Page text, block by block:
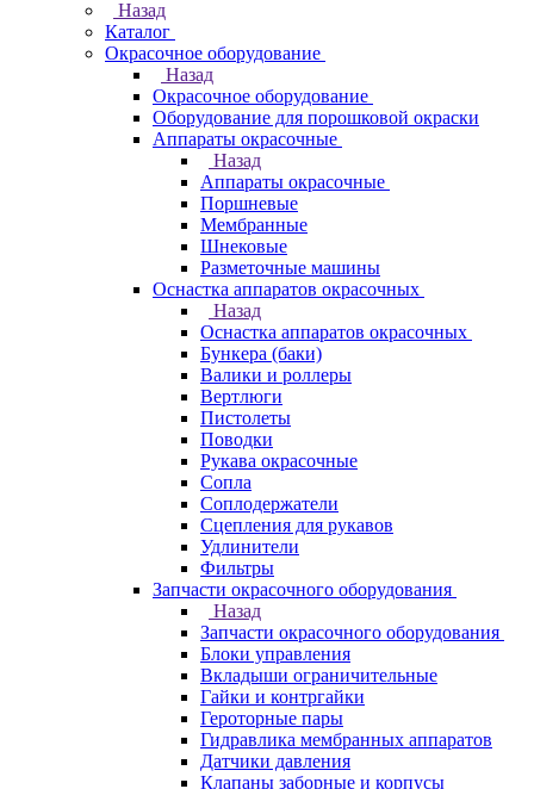
Назад
Каталог
Окрасочное оборудование
Назад
Окрасочное оборудование
Оборудование для порошковой окраски
Аппараты окрасочные
Назад
Аппараты окрасочные
Поршневые
Мембранные
Шнековые
Разметочные машины
Оснастка аппаратов окрасочных
Назад
Оснастка аппаратов окрасочных
Бункера (баки)
Валики и роллеры
Вертлюги
Пистолеты
Поводки
Рукава окрасочные
Сопла
Соплодержатели
Сцепления для рукавов
Удлинители
Фильтры
Запчасти окрасочного оборудования
Назад
Запчасти окрасочного оборудования
Блоки управления
Вкладыши ограничительные
Гайки и контргайки
Героторные пары
Гидравлика мембранных аппаратов
Датчики давления
Клапаны заборные и корпусы